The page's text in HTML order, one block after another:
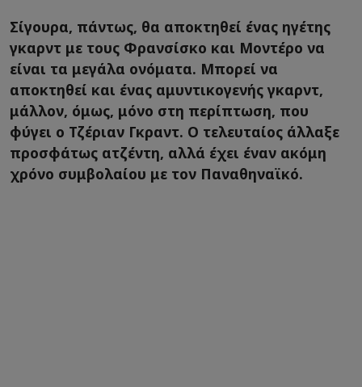
Σίγουρα, πάντως, θα αποκτηθεί ένας ηγέτης
γκαρντ με τους Φρανσίσκο και Μοντέρο να
είναι τα μεγάλα ονόματα. Μπορεί να
αποκτηθεί και ένας αμυντικογενής γκαρντ,
μάλλον, όμως, μόνο στη περίπτωση, που
φύγει ο Τζέριαν Γκραντ. Ο τελευταίος άλλαξε
προσφάτως ατζέντη, αλλά έχει έναν ακόμη
χρόνο συμβολαίου με τον Παναθηναϊκό.